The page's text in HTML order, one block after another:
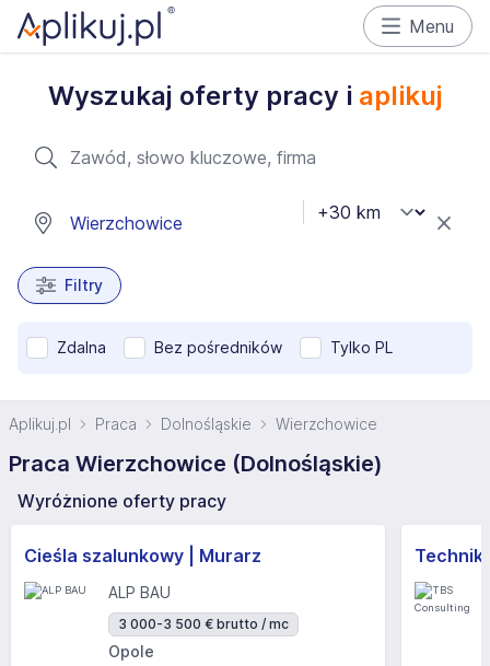
Menu
Wyszukaj oferty pracy i aplikuj
Filtry
Zdalna Bez pośredników Tylko PL
Aplikuj.pl Praca Dolnośląskie Wierzchowice
Praca Wierzchowice (Dolnośląskie)
Wyróżnione oferty pracy
Cieśla szalunkowy | Murarz
ALP BAU
3 000-3 500 € brutto / mc
Opole